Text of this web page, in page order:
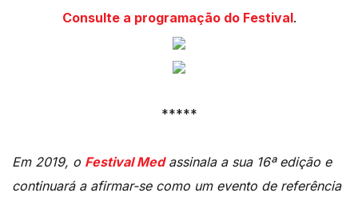
Consulte a programação do Festival.
*****
Em 2019, o Festival Medassinala a sua 16ª edição e
continuará a afirmar-se como um evento de referência